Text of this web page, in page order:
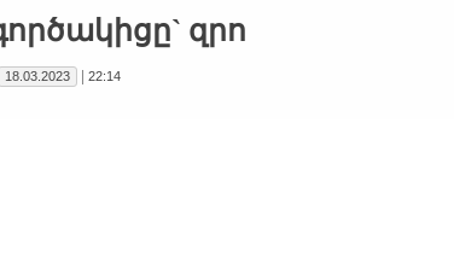
զրո
18.03.2023 | 22:14